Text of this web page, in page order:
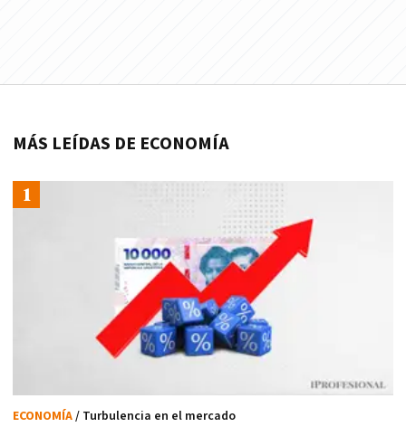
MÁS LEÍDAS DE ECONOMÍA
ECONOMÍA/ Turbulencia en el mercado